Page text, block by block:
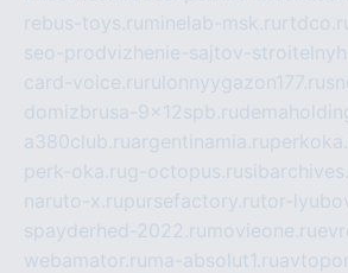
rebus-toys.ru minelab-msk.ru
seo-prodvizhenie-sajtov-
card-voice.ru rulonnyygazon177.ru
domizbrusa-9x12spb.ru
a380club.ruargentinamia.ru
perk-oka.rug-octopus.ru
naruto-x.rupursefactory.rutor-
spayderhed-2022.ru movieone.ru
webamator.ru ma-absolut1.ru